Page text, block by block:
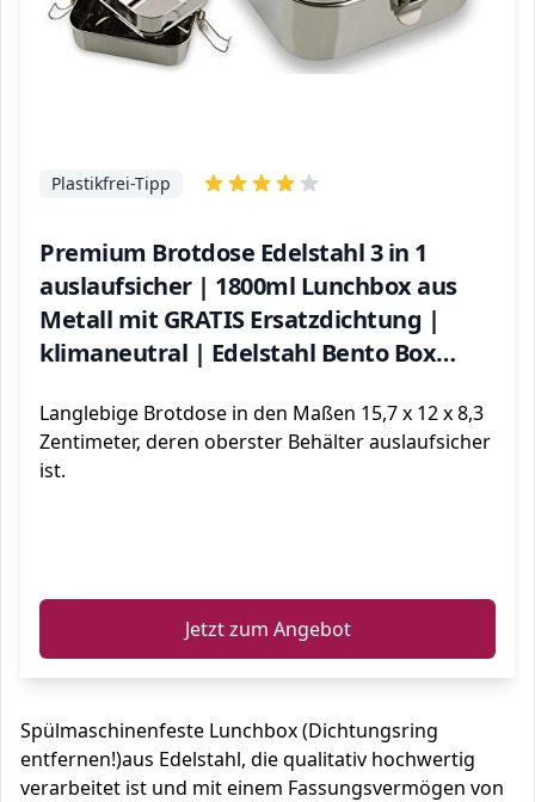
Premium Brotdose Edelstahl 3 in 1
auslaufsicher | 1800ml Lunchbox aus
Metall mit GRATIS Ersatzdichtung |
klimaneutral | Edelstahl Bento Box
Arbeit
Plastikfrei-Tipp
Langlebige Brotdose in den Maßen 15,7 x 12 x 8,3
Zentimeter, deren oberster Behälter auslaufsicher
ist.
Jetzt zum Angebot
Spülmaschinenfeste Lunchbox (Dichtungsring
entfernen!)aus Edelstahl, die qualitativ hochwertig
verarbeitet ist und mit einem Fassungsvermögen von